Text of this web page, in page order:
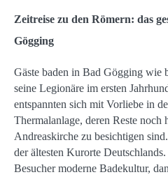
Zeitreise zu den Römern: das
Gögging
Gäste baden in Bad Gögging wie
seine Legionäre im ersten
entspannten sich mit Vorliebe in
Thermalanlage, deren Reste noch
Andreaskirche zu besichtigen
der ältesten Kurorte
Besucher moderne Badekultur,